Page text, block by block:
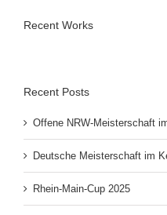
Recent Works
Recent Posts
Offene NRW-Meisterschaft
Deutsche Meisterschaft im
Rhein-Main-Cup 2025